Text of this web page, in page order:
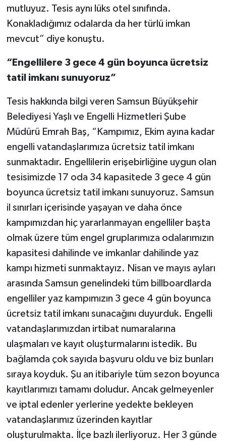
mutluyuz. Tesis aynı lüks otel sınıfında.
Konakladığımız odalarda da her türlü imkan
mevcut” diye konuştu.
“Engellilere 3 gece 4 gün boyunca ücretsiz
tatil imkanı sunuyoruz”
Tesis hakkında bilgi veren Samsun Büyükşehir
Belediyesi Yaşlı ve Engelli Hizmetleri Şube
Müdürü Emrah Baş, “Kampımız, Ekim ayına kadar
engelli vatandaşlarımıza ücretsiz tatil imkanı
sunmaktadır. Engellilerin erişebirliğine uygun olan
tesisimizde 17 oda 34 kapasitede 3 gece 4 gün
boyunca ücretsiz tatil imkanı sunuyoruz. Samsun
il sınırları içerisinde yaşayan ve daha önce
kampımızdan hiç yararlanmayan engelliler başta
olmak üzere tüm engel gruplarımıza odalarımızın
kapasitesi dahilinde ve imkanlar dahilinde yaz
kampı hizmeti sunmaktayız. Nisan ve mayıs ayları
arasında Samsun genelindeki tüm billboardlarda
engelliler yaz kampımızın 3 gece 4 gün boyunca
ücretsiz tatil imkanı sunacağını duyurduk. Engelli
vatandaşlarımızdan irtibat numaralarına
ulaşmaları ve kayıt oluşturmalarını istedik. Bu
bağlamda çok sayıda başvuru oldu ve biz bunları
sıraya koyduk. Şu an itibariyle tüm sezon boyunca
kayıtlarımızı tamamı doludur. Ancak gelmeyenler
ve iptal edenler yerlerine yedekte bekleyen
vatandaşlarımız üzerinden kayıtlar
oluşturulmakta. İlçe bazlı ilerliyoruz. Her 3 günde